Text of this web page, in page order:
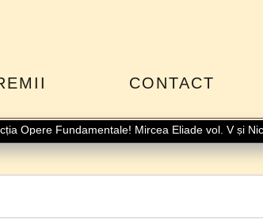
CONTACT
Opere Fundamentale! Mircea Eliade vol. V și